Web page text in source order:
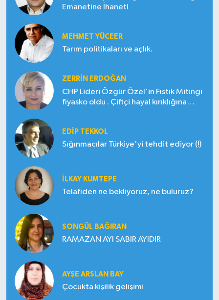
Emanetine İhanet!
MEHMET YÜCEER
Tarım politikaları ve açlık.
ZERRIN ERDOĞAN
CHP Lideri Özgür Özel'in Fıstık Mitingi
fiyasko oldu . Çiftçi hayal kırıklığına
EDIP TEKKOL
Sığınmacılar Türkiye'yi tehdit ediyor (!)
İLKAY KUMTEPE
Telafiden ne bekliyoruz, ne buluruz?
SONGÜL BAĞIRAN
RAMAZAN AYI SABIR AYIDIR
AYŞE ARSLAN BAY
Çocukta kişilik gelişimi